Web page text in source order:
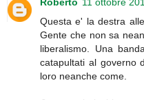
Questa e' la destra
Gente che non sa
liberalismo. Una
catapultati al governo
loro neanche come.